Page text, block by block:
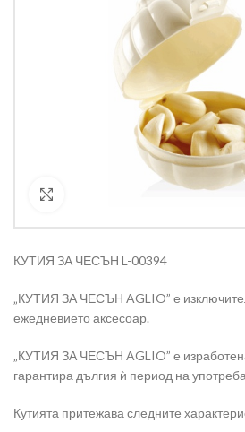
Кликнете за уголемяване
КУТИЯ ЗА ЧЕСЪН L-00394
„КУТИЯ ЗА ЧЕСЪН AGLIO” е
ежедневието аксесоар.
„КУТИЯ ЗА ЧЕСЪН AGLIO” е
гарантира дългия ѝ период на
Кутията притежава следните